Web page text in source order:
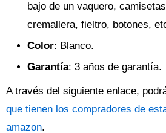
bajo de un vaquero,
cremallera, fieltro, botones,
Color: Blanco.
Garantía: 3 años de garantía.
A través del siguiente enlace,
que tienen los compradores de
amazon.